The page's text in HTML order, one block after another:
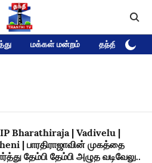
மக்கள் மன்றம் தந்தி டிவி
Bharathiraja | Vadivelu |
| பாரதிராஜாவின் முகத்தை
தேம்பி தேம்பி அழுத வடிவேலு..